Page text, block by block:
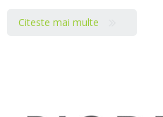
Citeste mai multe